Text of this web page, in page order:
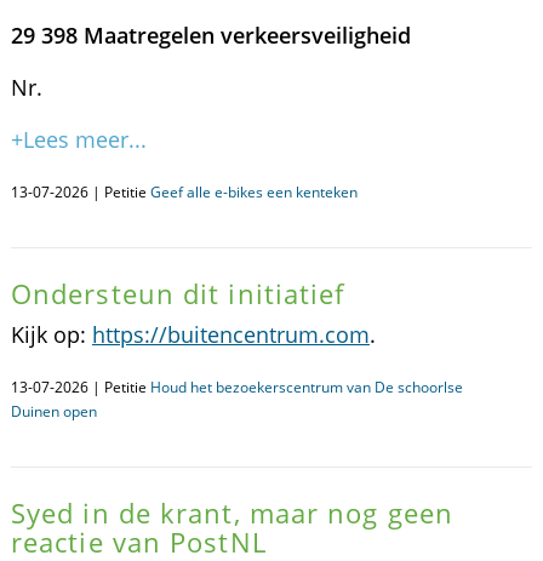
29 398 Maatregelen verkeersveiligheid
Nr.
+Lees meer...
13-07-2026 | Petitie Geef alle e-bikes een kenteken
Ondersteun dit initiatief
Kijk op: https://buitencentrum.com.
13-07-2026 | Petitie Houd het bezoekerscentrum van De schoorlse
Duinen open
Syed in de krant, maar nog geen
reactie van PostNL